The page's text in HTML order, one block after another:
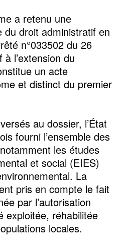
a retenu une
du droit administratif en
n°033502 du 26
l’extension du
un acte
et distinct du premier
au dossier, l’État
fourni l’ensemble des
les études
et social (EIES)
La
pris en compte le fait
par l’autorisation
exploitée, réhabilitée
locales.